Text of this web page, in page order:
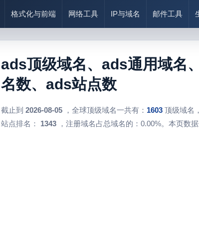
格式化与前端 网络工具 IP与域名 邮件工具
ads顶级域名、ads通用域名
名数、ads站点数
截止到 2026-08-05，全球顶级域名一共有： 1603 顶级域名
站点排名： 1343，注册域名占总域名的：0.00%。本页数